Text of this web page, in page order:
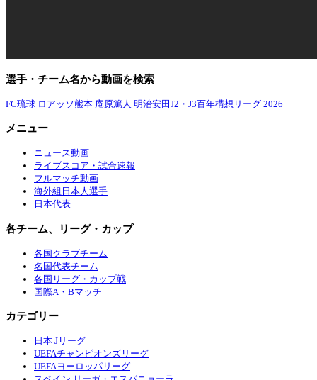
選手・チーム名から動画を検索
FC琉球 ロアッソ熊本 庵原篤人 明治安田J2・J3百年構想リーグ 2026
メニュー
ニュース動画
ライブスコア・試合速報
フルマッチ動画
海外組日本人選手
日本代表
各チーム、リーグ・カップ
各国クラブチーム
名国代表チーム
各国リーグ・カップ戦
国際A・Bマッチ
カテゴリー
日本 Jリーグ
UEFAチャンピオンズリーグ
UEFAヨーロッパリーグ